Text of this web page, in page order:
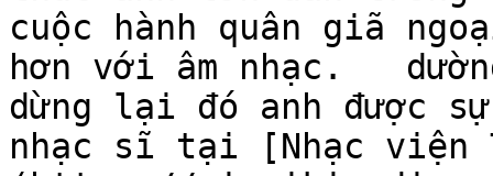
cuộc hành quân giã
hơn với âm nhạc.
dừng lại đó anh được
nhạc sĩ tại [Nhạc viện